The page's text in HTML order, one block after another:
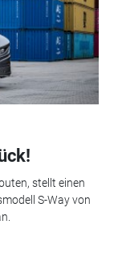
stellt einen
S-Way von